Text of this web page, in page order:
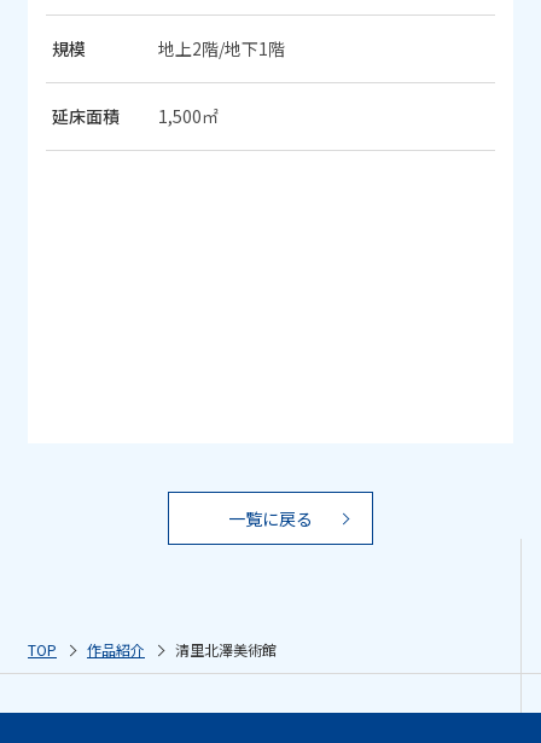
規模 地上2階/地下1階
延床面積 1,500㎡
一覧に戻る
TOP 作品紹介 清里北澤美術館